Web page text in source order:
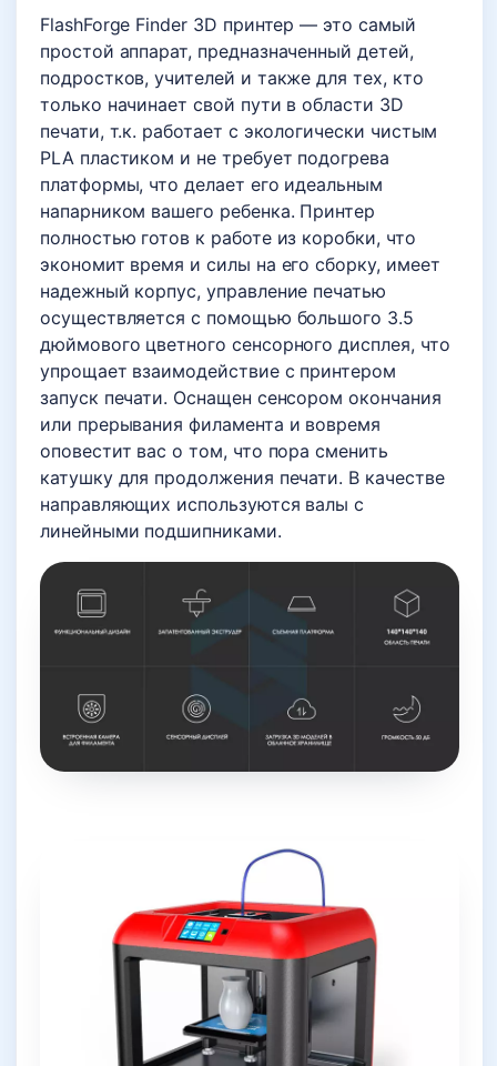
FlashForge Finder 3D принтер — это самый
простой аппарат, предназначенный детей,
подростков, учителей и также для тех, кто
только начинает свой пути в области 3D
печати, т.к. работает с экологически чистым
PLA пластиком и не требует подогрева
платформы, что делает его идеальным
напарником вашего ребенка. Принтер
полностью готов к работе из коробки, что
экономит время и силы на его сборку, имеет
надежный корпус, управление печатью
осуществляется с помощью большого 3.5
дюймового цветного сенсорного дисплея, что
упрощает взаимодействие с принтером
запуск печати. Оснащен сенсором окончания
или прерывания филамента и вовремя
оповестит вас о том, что пора сменить
катушку для продолжения печати. В качестве
направляющих используются валы с
линейными подшипниками.